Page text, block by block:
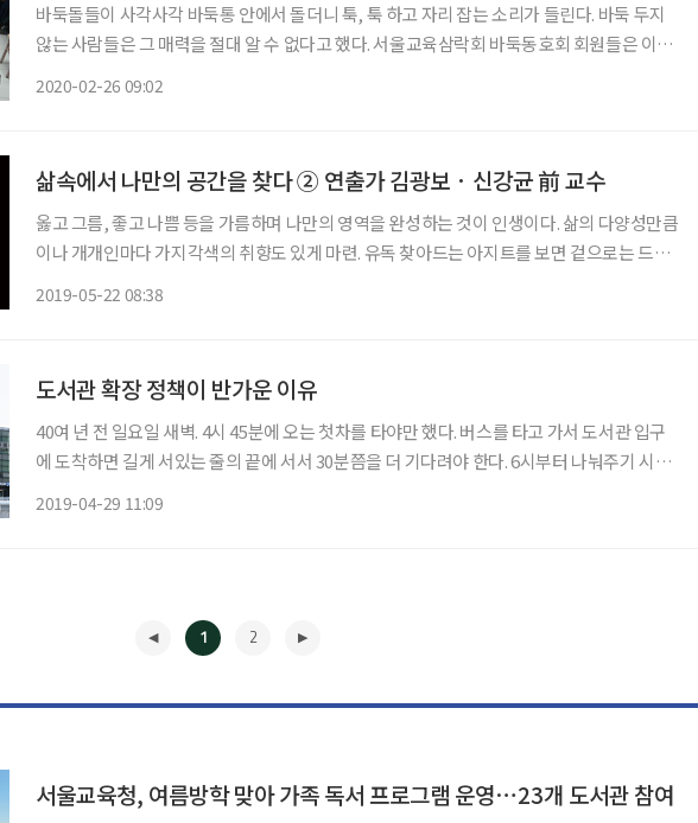
바둑돌들이 사각사각 바둑통 안에서 돌더니 툭, 툭 하고 자리 잡는 소리가 들린다. 바둑 두지
않는 사람들은 그 매력을 절대 알 수 없다고 했다. 서울교육삼락회 바둑동호회 회원들은 이미
2020-02-26 09:02
삶속에서 나만의 공간을 찾다 ② 연출가 김광보 · 신강균 前 교수
옳고 그름, 좋고 나쁨 등을 가름하며 나만의 영역을 완성하는 것이 인생이다. 삶의 다양성만큼
이나 개개인마다 가지각색의 취향도 있게 마련. 유독 찾아드는 아지트를 보면 겉으로는 드러
2019-05-22 08:38
도서관 확장 정책이 반가운 이유
40여 년 전 일요일 새벽. 4시 45분에 오는 첫차를 타야만 했다. 버스를 타고 가서 도서관 입구
에 도착하면 길게 서있는 줄의 끝에 서서 30분쯤을 더 기다려야 한다. 6시부터 나눠주기 시작
2019-04-29 11:09
1 2
서울교육청, 여름방학 맞아 가족 독서 프로그램 운영⋯23개 도서관 참여